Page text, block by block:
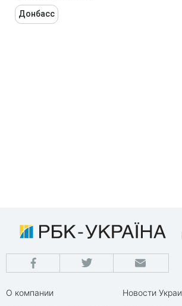
Донбасс
О компании
Новости